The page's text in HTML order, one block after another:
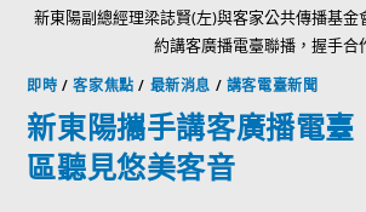
新東陽副總經理梁誌賢(左)與客家公共傳播基金
約講客廣播電臺聯播，握手合
即時 /客家焦點 / 最新消息 / 講客電臺新聞
新東陽攜手講客廣播電
區聽見悠美客音